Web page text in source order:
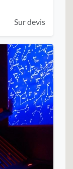
Sur devis